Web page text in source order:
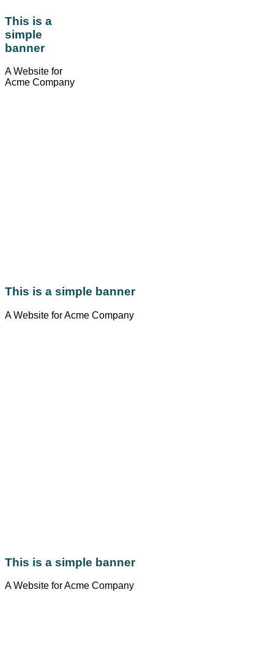
This is a
simple
banner
A Website for
Acme Company
This is a simple banner
A Website for Acme Company
This is a simple banner
A Website for Acme Company